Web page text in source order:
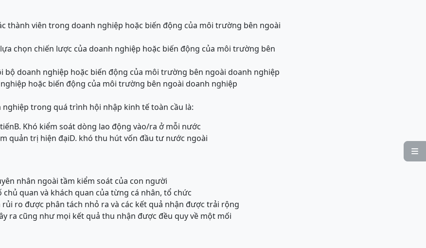

thành viên trong doanh nghiệp hoặc biến động của môi trường bên ngoài
chọn chiến lược của doanh nghiệp hoặc biến động của môi trường bên
bộ doanh nghiệp hoặc biến động của môi trường bên ngoài doanh nghiệp
hoặc biến động của môi trường bên ngoài doanh nghiệp
nghiệp trong quá trình hội nhập kinh tế toàn cầu là:
B. Khó kiểm soát dòng lao động vào/ra ở mỗi nước
quản trị hiện đạiD. khó thu hút vốn đầu tư nước ngoài
nhân ngoài tầm kiểm soát của con người
chủ quan và khách quan của từng cá nhân, tổ chức
rủi ro được phân tách nhỏ ra và các kết quả nhận được trải rộng
ra cũng như mọi kết quả thu nhận được đều quy về một mối